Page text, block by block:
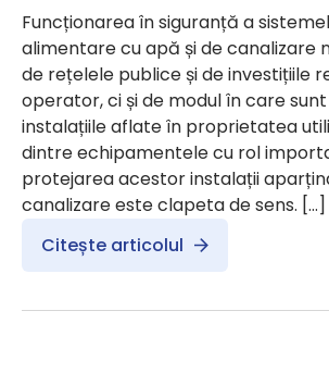
Funcționarea în siguranță a
alimentare cu apă și de canalizare
de rețelele publice și de investițiile
operator, ci și de modul în care
instalațiile aflate în proprietatea
dintre echipamentele cu rol
protejarea acestor instalații
canalizare este clapeta de sens. […]
Citește articolul